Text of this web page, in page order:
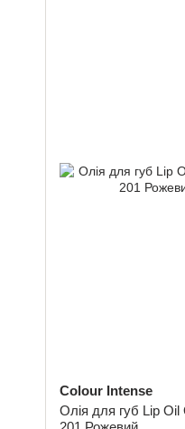
Colour Intense
Олія для губ Lip